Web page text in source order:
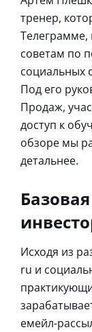
тренер,
советам по
социальных
Под его
Продаж,
доступ к
обзоре мы
детальнее.
Исходя из
ru и
емейл-